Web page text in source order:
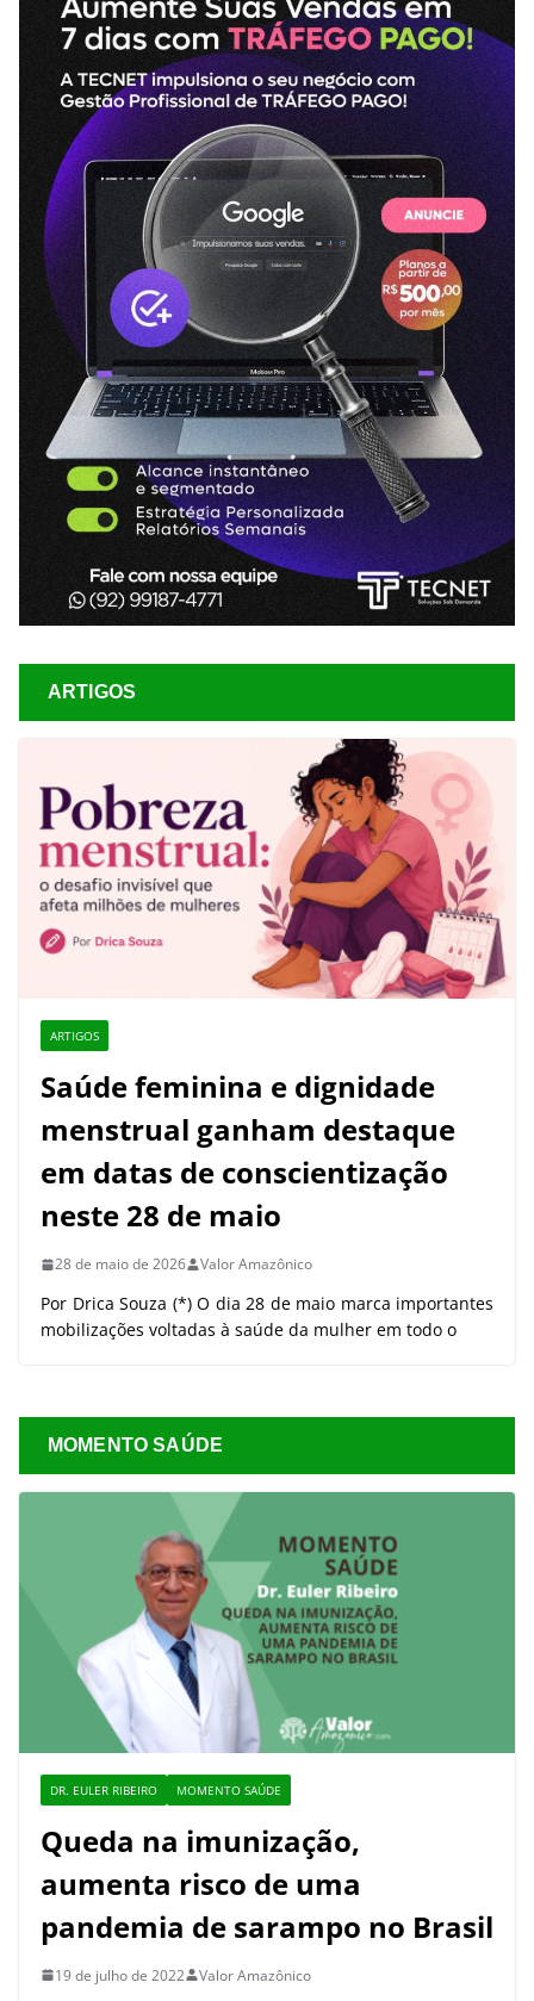
ARTIGOS
ARTIGOS
Saúde feminina e dignidade
menstrual ganham destaque
em datas de conscientização
neste 28 de maio
28 de maio de 2026 Valor Amazônico
Por Drica Souza (*) O dia 28 de maio marca importantes
mobilizações voltadas à saúde da mulher em todo o
MOMENTO SAÚDE
DR. EULER RIBEIRO MOMENTO SAÚDE
Queda na imunização,
aumenta risco de uma
pandemia de sarampo no Brasil
19 de julho de 2022 Valor Amazônico